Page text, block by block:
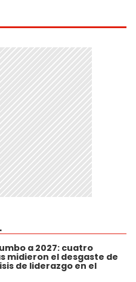
a 2027: cuatro
midieron el desgaste de
de liderazgo en el